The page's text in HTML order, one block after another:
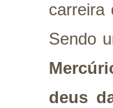
carreira
Sendo
deus